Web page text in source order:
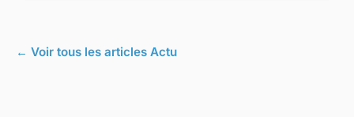
← Voir tous les articles Actu